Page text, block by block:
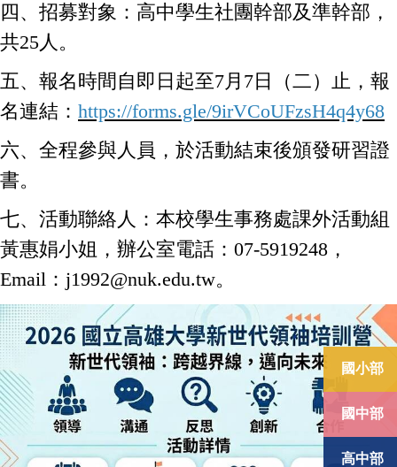
國小部
國中部
高中部
四、招募對象：高中學生社團幹部及準幹部，
共25人。
五、報名時間自即日起至7月7日（二）止，報
名連結： https://forms.gle/9irVCoUFzsH4q4y68
六、全程參與人員，於活動結束後頒發研習證
書。
七、活動聯絡人：本校學生事務處課外活動組
黃惠娟小姐，辦公室電話：07-5919248，
Email：j1992@nuk.edu.tw。